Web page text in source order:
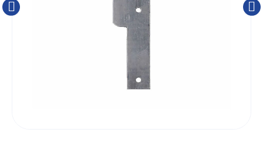
Kluizen